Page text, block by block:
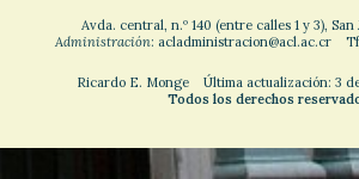
Avda. central, n.º 140 (entre calles 1 y 3), San
Administración: acladministracion@acl.ac.cr
Ricardo E. Monge Última actualización: 3
Todos los derechos